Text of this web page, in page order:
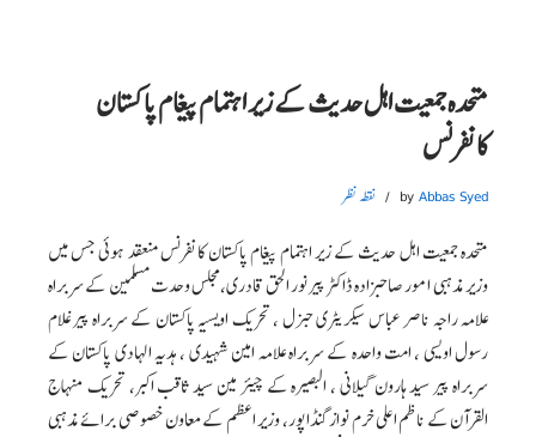
متحدہ جمعیت اہل حدیث کے زیر اہتمام پیغام پاکستان
کانفرنس
by Abbas Syed نقطہ نظر
متحدہ جمعیت اہل حدیث کے زیر اہتمام پیغام پاکستان کانفرنس منعقد ہوئی جس میں
وزیر مذہبی امور صاحبزادہ ڈاکٹر پیر نور الحق قادری،مجلس وحدت مسلمین کے سربراہ
علامہ راجہ ناصر عباس سیکریٹری جنرل ، تحریک اویسیہ پاکستان کے سربراہ پیر غلام
رسول اویسی ، امت واحدہ کے سربراہ علامہ امین شہیدی ، ہدیہ الہادی پاکستان کے
سربراہ پیر سید ہارون گیلانی ، البصیرہ کے چیئر مین سید ثاقب اکبر، تحریک منہاج
القرآن کے ناظم اعلی خرم نواز گنڈا پور، وزیر اعظم کے معاون خصوصی برائے مذہبی